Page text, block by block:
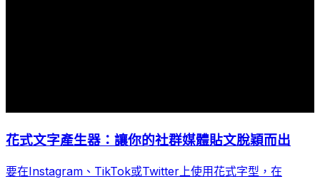
花式文字產生器：讓你的社群媒體貼文脫穎而出
要在Instagram、TikTok或Twitter上使用花式字型，在